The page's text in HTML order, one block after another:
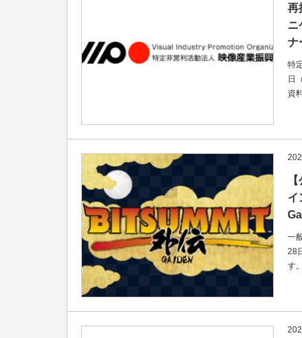
再
ニ
ナ
特
日
資
イ
一
28
す